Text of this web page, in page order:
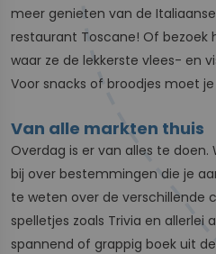
meer genieten van de
restaurant Toscane! Of bezoek
waar ze de lekkerste vlees- en
Voor snacks of broodjes moet je
Van alle markten thuis
Overdag is er van alles te
bij over bestemmingen die je
te weten over de verschillende
spelletjes zoals Trivia en allerlei
spannend of grappig boek uit